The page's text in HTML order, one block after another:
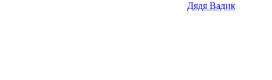
Дядя Вадик